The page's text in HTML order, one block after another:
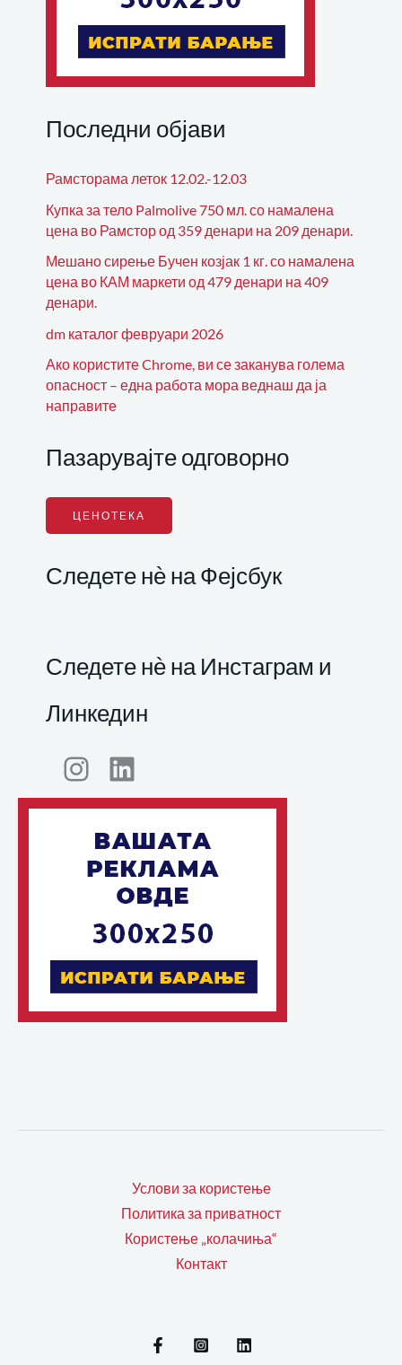
Последни објави
Рамсторама леток 12.02.-12.03
Купка за тело Palmolive 750 мл. со намалена
цена во Рамстор од 359 денари на 209 денари.
Мешано сирење Бучен козјак 1 кг. со намалена
цена во КАМ маркети од 479 денари на 409
денари.
dm каталог февруари 2026
Ако користите Chrome, ви се заканува голема
опасност – една работа мора веднаш да ја
направите
Пазарувајте одговорно
ЦЕНОТЕКА
Следете нѐ на Фејсбук
Следете нѐ на Инстаграм и
Линкедин
Услови за користење
Политика за приватност
Користење „колачиња“
Контакт